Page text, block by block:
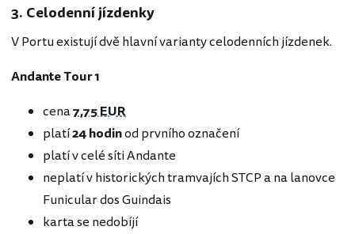
3. Celodenní jízdenky
V Portu existují dvě hlavní varianty celodenních jízdenek.
Andante Tour 1
cena7,75 EUR
platí24 hodinod prvního označení
platí v celé síti Andante
neplatí v historických tramvajích STCP a na lanovce
Funicular dos Guindais
karta se nedobíjí